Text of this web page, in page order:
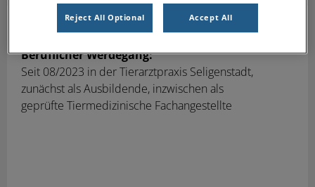
Beruflicher Werdegang:
Seit 08/2023 in der Tierarztpraxis Seligenstadt,
zunächst als Ausbildende, inzwischen als
geprüfte Tiermedizinische Fachangestellte
Reject All Optional Accept All